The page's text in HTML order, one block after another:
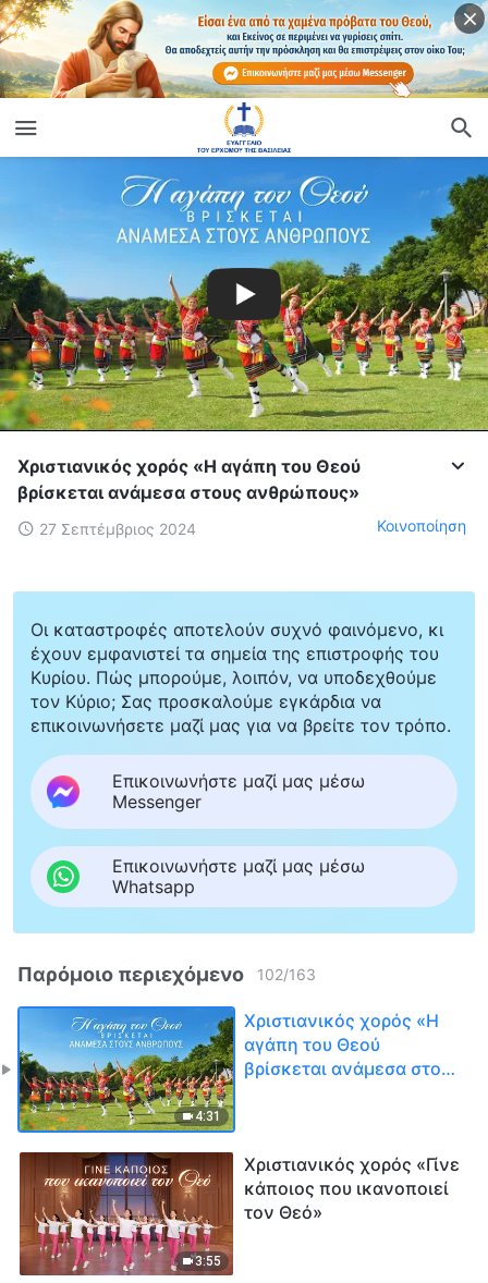
Χριστιανικός χορός «Η αγάπη του Θεού
βρίσκεται ανάμεσα στους ανθρώπους»
27 Σεπτέμβριος 2024 Κοινοποίηση
Οι καταστροφές αποτελούν συχνό φαινόμενο, κι
έχουν εμφανιστεί τα σημεία της επιστροφής του
Κυρίου. Πώς μπορούμε, λοιπόν, να υποδεχθούμε
τον Κύριο; Σας προσκαλούμε εγκάρδια να
επικοινωνήσετε μαζί μας για να βρείτε τον τρόπο.
Επικοινωνήστε μαζί μας μέσω
Messenger
Επικοινωνήστε μαζί μας μέσω
Whatsapp
Παρόμοιο περιεχόμενο 102/163
4:31
Χριστιανικός χορός «Η
αγάπη του Θεού
βρίσκεται ανάμεσα στους
3:55
Χριστιανικός χορός «Γίνε
κάποιος που ικανοποιεί
τον Θεό»